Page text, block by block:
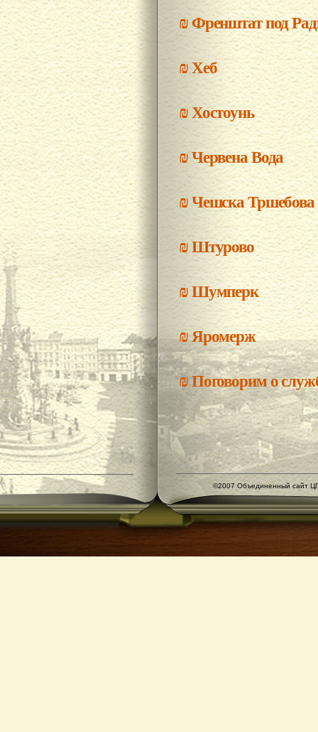
₪Френштат под
₪Хеб
₪Хостоунь
₪Червена Вода
₪Чешска Тршебова
₪Штурово
₪Шумперк
₪Яромерж
₪Поговорим о
©2007 Объединенный сайт